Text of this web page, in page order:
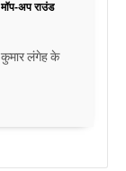
अप राउंड
लंगेह के